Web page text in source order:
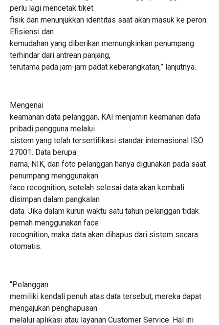
perlu lagi mencetak tiket
fisik dan menunjukkan identitas saat akan masuk ke peron.
Efisiensi dan
kemudahan yang diberikan memungkinkan penumpang
terhindar dari antrean panjang,
terutama pada jam-jam padat keberangkatan,” lanjutnya.
Mengenai
keamanan data pelanggan, KAI menjamin keamanan data
pribadi pengguna melalui
sistem yang telah tersertifikasi standar internasional ISO
27001. Data berupa
nama, NIK, dan foto pelanggan hanya digunakan pada saat
penumpang menggunakan
face recognition, setelah selesai data akan kembali
disimpan dalam pangkalan
data. Jika dalam kurun waktu satu tahun pelanggan tidak
pernah menggunakan face
recognition, maka data akan dihapus dari sistem secara
otomatis.
“Pelanggan
memiliki kendali penuh atas data tersebut, mereka dapat
mengajukan penghapusan
melalui aplikasi atau layanan Customer Service. Hal ini